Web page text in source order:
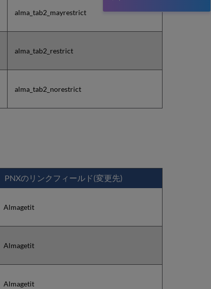
alma_tab2_mayrestrict
alma_tab2_restrict
alma_tab2_norestrict
PNXのリンクフィールド(変更先)
Almagetit
Almagetit
Almagetit